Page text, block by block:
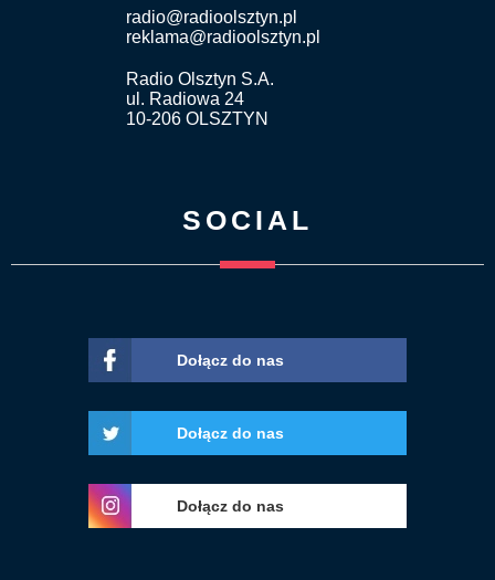
radio@radioolsztyn.pl
reklama@radioolsztyn.pl
Radio Olsztyn S.A.
ul. Radiowa 24
10-206 OLSZTYN
SOCIAL
Dołącz do nas
Dołącz do nas
Dołącz do nas